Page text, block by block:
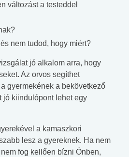
változást a testeddel
nem tudod, hogy miért?
jó alkalom arra, hogy
Az orvos segíthet
gyermekének a bekövetkező
jó kiindulópont lehet egy
a kamaszkori
lesz a gyereknek. Ha nem
fog kellően bízni Önben,